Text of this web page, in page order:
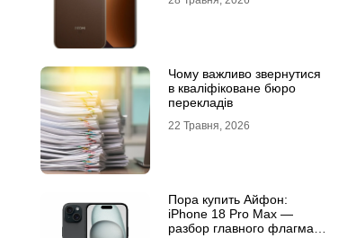
продуктивності
Чому важливо звернутися
в кваліфіковане бюро
перекладів
22 Травня, 2026
Пора купить Айфон:
iPhone 18 Pro Max —
разбор главного флагмана